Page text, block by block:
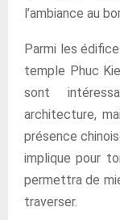
l’ambiance au
Parmi les
temple Phuc
sont
architecture,
présence
implique pour
permettra de
traverser.